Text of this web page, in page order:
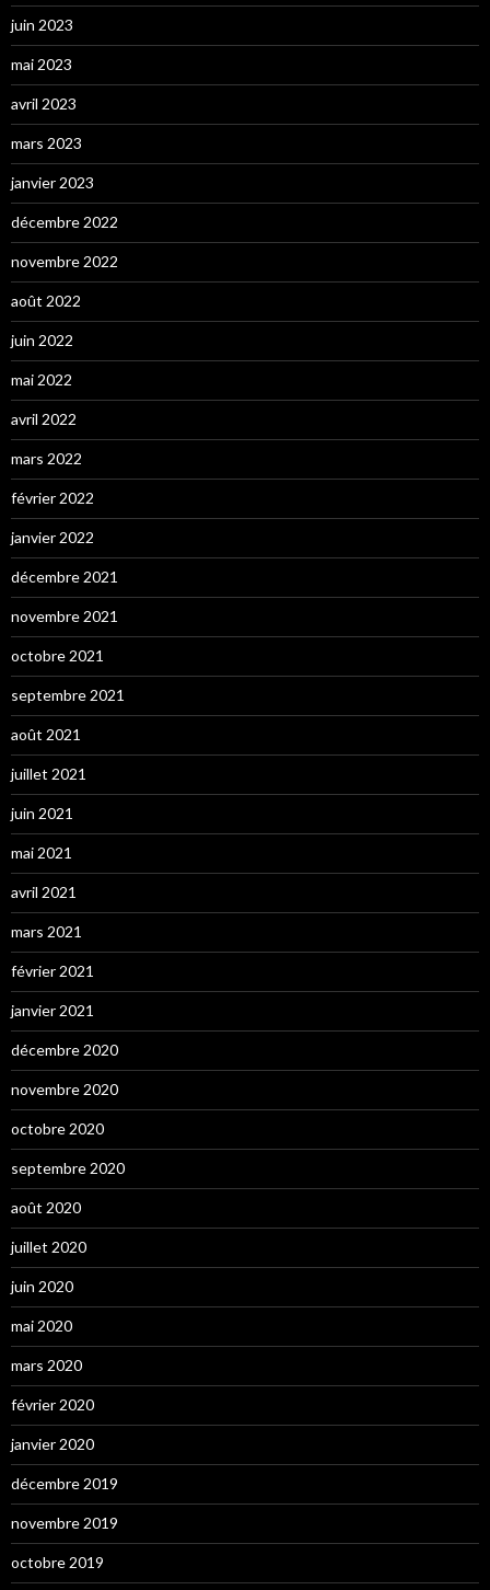
juin 2023
mai 2023
avril 2023
mars 2023
janvier 2023
décembre 2022
novembre 2022
août 2022
juin 2022
mai 2022
avril 2022
mars 2022
février 2022
janvier 2022
décembre 2021
novembre 2021
octobre 2021
septembre 2021
août 2021
juillet 2021
juin 2021
mai 2021
avril 2021
mars 2021
février 2021
janvier 2021
décembre 2020
novembre 2020
octobre 2020
septembre 2020
août 2020
juillet 2020
juin 2020
mai 2020
mars 2020
février 2020
janvier 2020
décembre 2019
novembre 2019
octobre 2019